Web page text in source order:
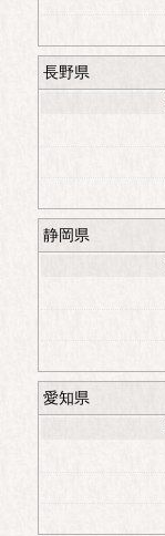
長野県
静岡県
愛知県